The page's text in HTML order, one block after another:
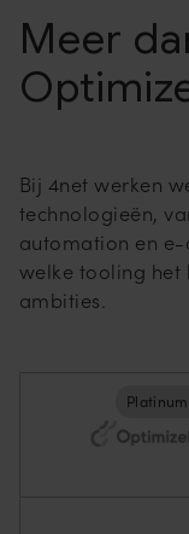
Meer
Bij 4net werken
technologieën,
automation en
welke tooling
ambities.